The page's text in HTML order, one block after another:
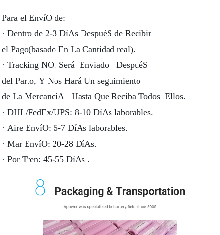
Para el EnvíO de:
· Dentro de 2-3 DíAs DespuéS de Recibir
el Pago(basado En La Cantidad real).
· Tracking NO. Será Enviado DespuéS
del Parto, Y Nos Hará Un seguimiento
de La MercancíA Hasta Que Reciba Todos Ellos.
· DHL/FedEx/UPS: 8-10 DíAs laborables.
· Aire EnvíO: 5-7 DíAs laborables.
· Mar EnvíO: 20-28 DíAs.
· Por Tren: 45-55 DíAs .